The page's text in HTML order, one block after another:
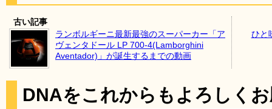
古い記事
ランボルギーニ最新最強のスーパーカー「ア
ヴェンタドール LP 700-4(Lamborghini
Aventador)」が誕生するまでの動画
ひと
DNAをこれからもよろしく